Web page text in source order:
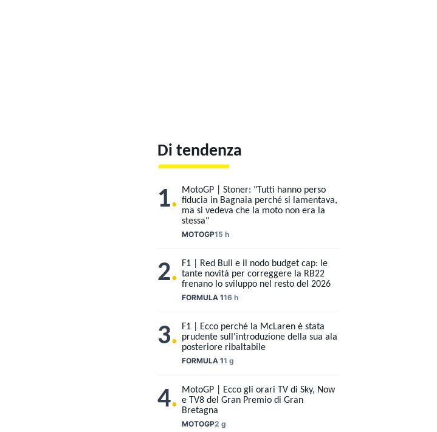
Di tendenza
1.
MOTOGP15 h
MotoGP | Stoner: "Tutti hanno perso
fiducia in Bagnaia perché si lamentava,
ma si vedeva che la moto non era la
stessa"
2.
FORMULA 116 h
F1 | Red Bull e il nodo budget cap: le
tante novità per correggere la RB22
frenano lo sviluppo nel resto del 2026
3.
FORMULA 11 g
F1 | Ecco perché la McLaren è stata
prudente sull'introduzione della sua ala
posteriore ribaltabile
4.
MOTOGP2 g
MotoGP | Ecco gli orari TV di Sky, Now
e TV8 del Gran Premio di Gran
Bretagna